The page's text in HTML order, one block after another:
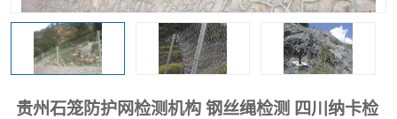
贵州石笼防护网检测机构 钢丝绳检测 四川纳卡检